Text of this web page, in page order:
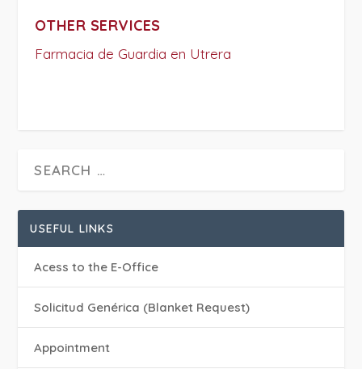
OTHER SERVICES
Farmacia de Guardia en Utrera
USEFUL LINKS
Acess to the E-Office
Solicitud Genérica (Blanket Request)
Appointment